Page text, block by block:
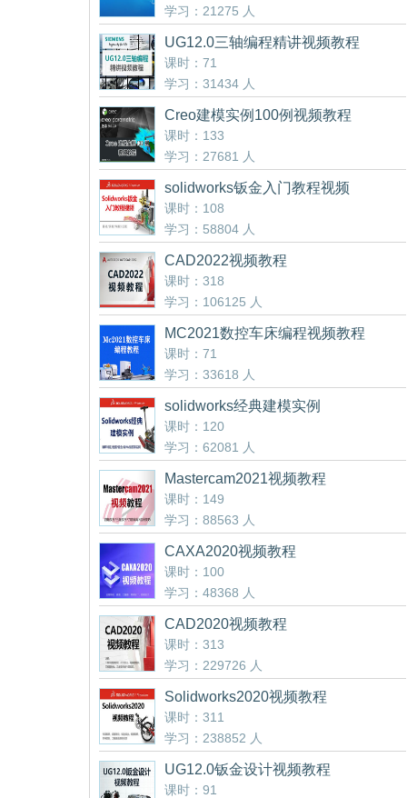
学习：21275 人
UG12.0三轴编程精讲视频教程
课时：71
学习：31434 人
Creo建模实例100例视频教程
课时：133
学习：27681 人
solidworks钣金入门教程视频
课时：108
学习：58804 人
CAD2022视频教程
课时：318
学习：106125 人
MC2021数控车床编程视频教程
课时：71
学习：33618 人
solidworks经典建模实例
课时：120
学习：62081 人
Mastercam2021视频教程
课时：149
学习：88563 人
CAXA2020视频教程
课时：100
学习：48368 人
CAD2020视频教程
课时：313
学习：229726 人
Solidworks2020视频教程
课时：311
学习：238852 人
UG12.0钣金设计视频教程
课时：91